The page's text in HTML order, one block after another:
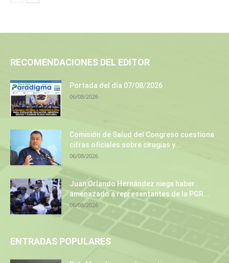
RECOMENDACIONES DEL EDITOR
Portada del día 07/08/2026
06/08/2026
Comisión de Salud del Congreso cuestiona
cifras oficiales sobre cirugías y...
06/08/2026
Juan Orlando Hernández niega haber
amenazado a representantes de la PGR...
06/08/2026
ENTRADAS POPULARES